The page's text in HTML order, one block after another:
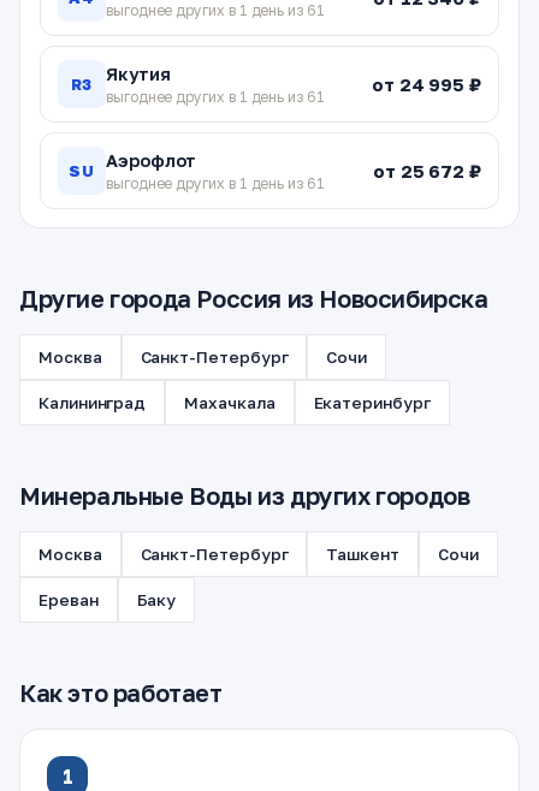
выгоднее других в 1 день из 61
R3 Якутия
выгоднее других в 1 день из 61
от 24 995 ₽
SU Аэрофлот
выгоднее других в 1 день из 61
от 25 672 ₽
Другие города Россия из Новосибирска
Москва Санкт-Петербург Сочи
Калининград Махачкала Екатеринбург
Минеральные Воды из других городов
Москва Санкт-Петербург Ташкент Сочи
Ереван Баку
Как это работает
1